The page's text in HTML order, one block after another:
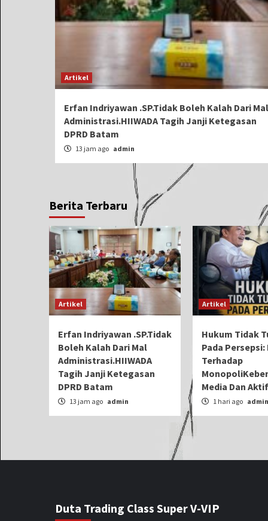
Artikel
Erfan Indriyawan .SP.Tidak Boleh Kalah Dari Mal
Administrasi.HIIWADA Tagih Janji Ketegasan
DPRD Batam
13 jam ago admin
Berita Terbaru
Artikel
Erfan Indriyawan .SP.Tidak
Boleh Kalah Dari Mal
Administrasi.HIIWADA
Tagih Janji Ketegasan
DPRD Batam
13 jam ago admin
Artikel
Hukum Tidak
Pada
Terhadap
Media Dan
1 hari ago admin
Duta Trading Class Super V-VIP